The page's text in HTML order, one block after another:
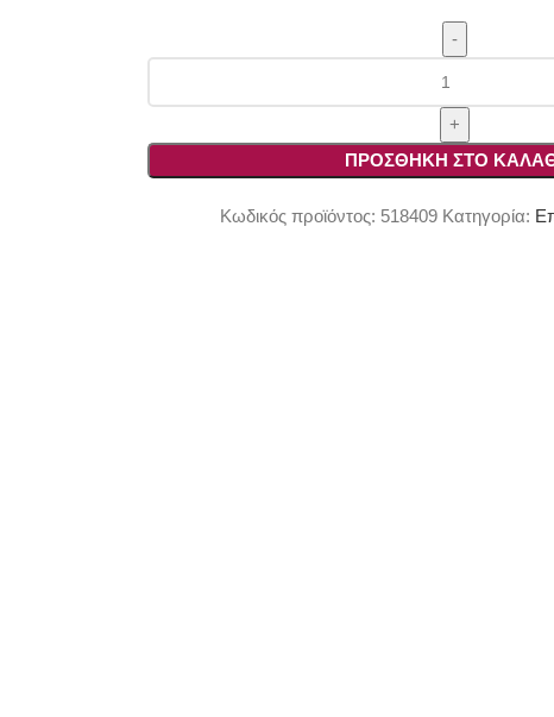
MT
ΠΡΟΣΘΉΚΗ ΣΤΟ
Κωδικός προϊόντος: 518409 Κατηγορία: